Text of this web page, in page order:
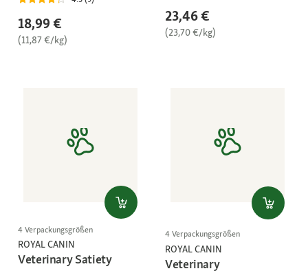
18,99 €
(11,87 €/kg)
23,46 €
(23,70 €/kg)
4 Verpackungsgrößen
ROYAL CANIN
Veterinary Satiety
4 Verpackungsgrößen
ROYAL CANIN
Veterinary